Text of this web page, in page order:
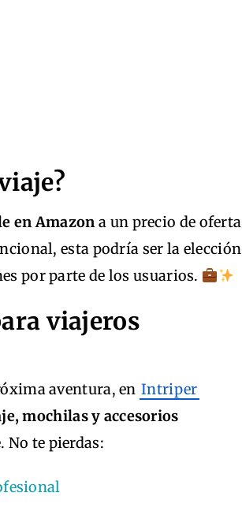
en Amazon a un precio de oferta
esta podría ser la elección
por parte de los usuarios.
viajeros
aventura, en Intriper
mochilas y accesorios
No te pierdas: